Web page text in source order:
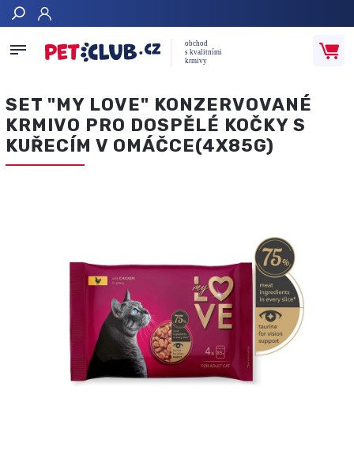
Hledat
SET "MY LOVE" KONZERVOVANÉ
KRMIVO PRO DOSPĚLÉ KOČKY S
KUŘECÍM V OMÁČCE(4X85G)